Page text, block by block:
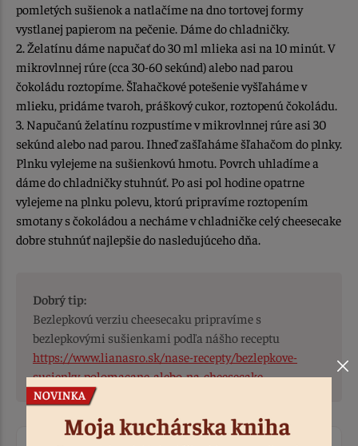
pomletých sušienok a natlačíme na dno tortovej formy
vystlanej papierom na pečenie. Dáme do chladničky.
2. Želatínu dáme napučať do 30 ml mlieka asi na 10 minút. V
mikrovlnnej rúre (cca 30-60 sekúnd) alebo nad parou
čokoládu roztopíme. Šľahačkové potešenie vyšľaháme v
mlieku, pridáme tvaroh, práškový cukor, roztopenú čokoládu.
3. Napučanú želatínu rozpustíme v mikrovlnnej rúre asi 30
sekúnd alebo nad parou. Ihneď zašľaháme šľahačom do plnky.
Plnku vylejeme na sušienkovú hmotu. Povrch uhladíme a
dáme do chladničky stuhnúť. Po asi pol hodine opatrne
vylejeme na plnku polevu, ktorú pripravíme roztopením
smotany s čokoládou a necháme v chladničke celý cheesecake
dobre stuhnúť najlepšie do nasledujúceho dňa.
Dobrý tip:
Bezlepkovú verziu cheesecaku pripravíme s
bezlepkovými sušienkami podľa nášho receptu
https://www.lianasro.sk/nase-recepty/bezlepkove-
susienky-polomacane-alebo-na-cheesecake